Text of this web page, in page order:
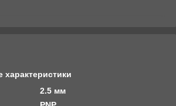
характеристики
2.5 мм